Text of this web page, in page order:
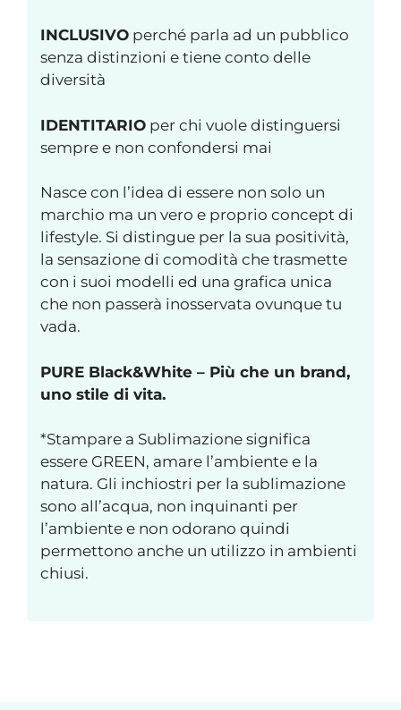
INCLUSIVO perché parla ad un pubblico
senza distinzioni e tiene conto delle
diversità
IDENTITARIO per chi vuole distinguersi
sempre e non confondersi mai
Nasce con l’idea di essere non solo un
marchio ma un vero e proprio concept di
lifestyle. Si distingue per la sua positività,
la sensazione di comodità che trasmette
con i suoi modelli ed una grafica unica
che non passerà inosservata ovunque tu
vada.
PURE Black&White – Più che un brand,
uno stile di vita.
*Stampare a Sublimazione significa
essere GREEN, amare l’ambiente e la
natura. Gli inchiostri per la sublimazione
sono all’acqua, non inquinanti per
l’ambiente e non odorano quindi
permettono anche un utilizzo in ambienti
chiusi.